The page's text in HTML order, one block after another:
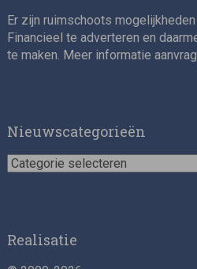
Er zijn ruimschoots
Financieel te adverteren en
te maken. Meer informatie
Nieuwscategorieën
Nieuwscategorieën
Realisatie